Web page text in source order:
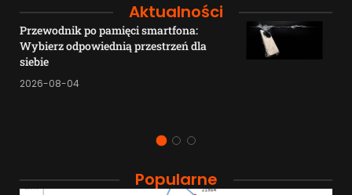
Aktualności
Przewodnik po pamięci smartfona:
Wybierz odpowiednią przestrzeń dla
siebie
2026-08-04
Popularne